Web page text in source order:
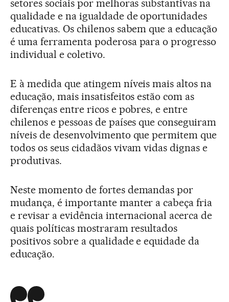
setores sociais por melhoras substantivas na
qualidade e na igualdade de oportunidades
educativas. Os chilenos sabem que a educação
é uma ferramenta poderosa para o progresso
individual e coletivo.
E à medida que atingem níveis mais altos na
educação, mais insatisfeitos estão com as
diferenças entre ricos e pobres, e entre
chilenos e pessoas de países que conseguiram
níveis de desenvolvimento que permitem que
todos os seus cidadãos vivam vidas dignas e
produtivas.
Neste momento de fortes demandas por
mudança, é importante manter a cabeça fria
e revisar a evidência internacional acerca de
quais políticas mostraram resultados
positivos sobre a qualidade e equidade da
educação.